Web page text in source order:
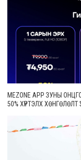
MEZONE APP ЗУНЫ
50% ХҮРТЭЛХ ХӨНГӨЛӨЛТ